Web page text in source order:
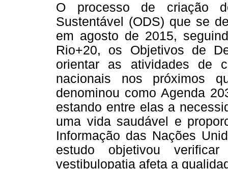
O processo de criação
Sustentável (ODS) que se
em agosto de 2015,
Rio+20, os Objetivos de
orientar as atividades de
nacionais nos próximos
denominou como Agenda
estando entre elas a
uma vida saudável e
Informação das Nações
estudo objetivou
vestibulopatia afeta a